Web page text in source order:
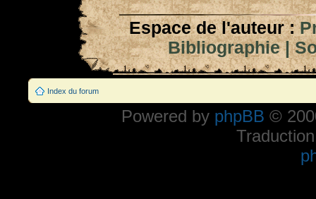
Espace de l'auteur :
Bibliographie|
Index du forum
Powered by phpBB ©